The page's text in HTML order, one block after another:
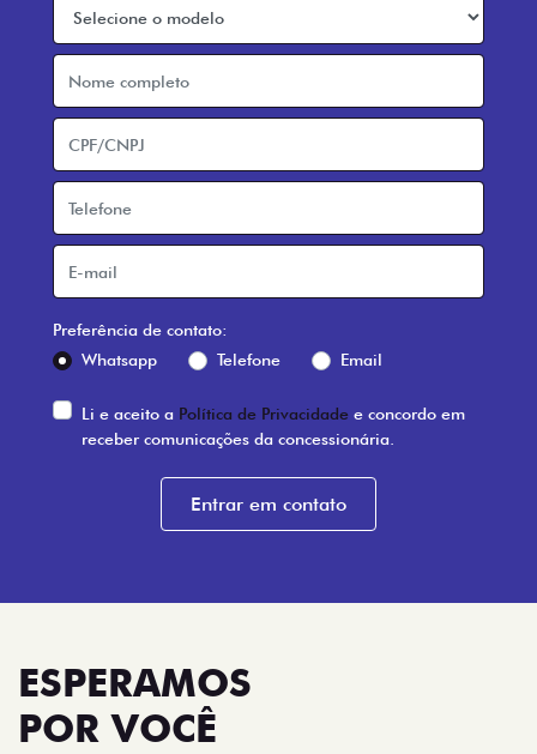
Preferência de contato:
Whatsapp
Telefone Email
Li e aceito a Política de Privacidade e concordo em
receber comunicações da concessionária.
Entrar em contato
ESPERAMOS
POR VOCÊ